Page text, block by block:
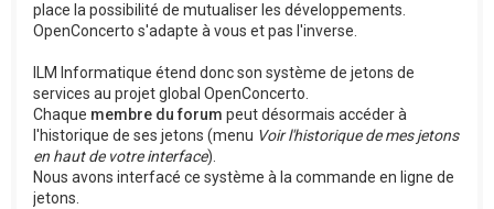
place la possibilité de mutualiser les développements.
OpenConcerto s'adapte à vous et pas l'inverse.
ILM Informatique étend donc son système de jetons de
services au projet global OpenConcerto.
Chaque membre du forum peut désormais accéder à
l'historique de ses jetons (menu Voir l'historique de mes jetons
en haut de votre interface).
Nous avons interfacé ce système à la commande en ligne de
jetons.